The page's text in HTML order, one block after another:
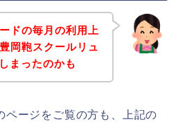
ドの毎月の利用上
岡鞄スクールリュ
まったのかも
ページをご覧の方も、上記の